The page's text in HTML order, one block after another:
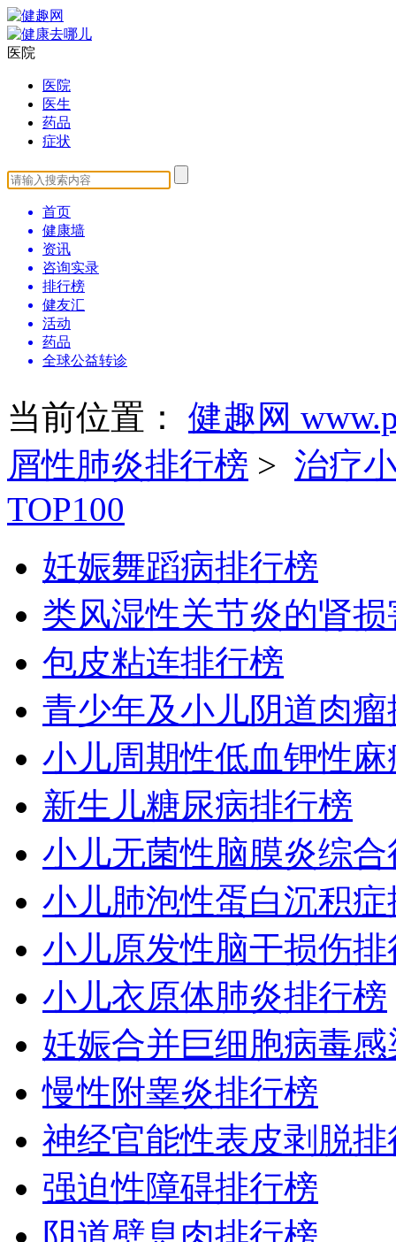
医院
医院
医生
药品
症状
首页
健康墙
资讯
咨询实录
排行榜
健友汇
活动
药品
全球公益转诊
当前位置： 健趣网
屑性肺炎排行榜 > 治疗
TOP100
妊娠舞蹈病排行榜
类风湿性关节炎的肾
包皮粘连排行榜
青少年及小儿阴道肉
小儿周期性低血钾性
新生儿糖尿病排行榜
小儿无菌性脑膜炎综
小儿肺泡性蛋白沉积
小儿原发性脑干损伤排
小儿衣原体肺炎排行榜
妊娠合并巨细胞病毒
慢性附睾炎排行榜
神经官能性表皮剥脱排
强迫性障碍排行榜